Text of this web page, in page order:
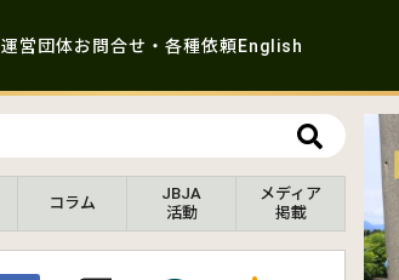
運営団体お問合せ・各種依頼English
コラム
JBJA
活動
メディア
掲載